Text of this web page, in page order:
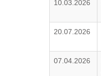
10.03.2026
20.07.2026
07.04.2026